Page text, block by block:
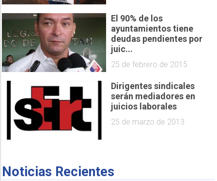
El 90% de los
ayuntamientos tiene
deudas pendientes por
juic...
25 de febrero de 2015
Dirigentes sindicales
serán mediadores en
juicios laborales
25 de marzo de 2013
Noticias Recientes